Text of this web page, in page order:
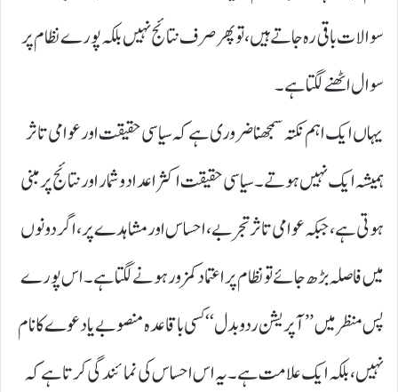
سوالات باقی رہ جاتے ہیں، تو پھر صرف نتائج نہیں بلکہ پورے نظام پر
سوال اٹھنے لگتا ہے۔
یہاں ایک اہم نکتہ سمجھنا ضروری ہے کہ سیاسی حقیقت اور عوامی تاثر
ہمیشہ ایک نہیں ہوتے۔ سیاسی حقیقت اکثر اعداد و شمار اور نتائج پر مبنی
ہوتی ہے، جبکہ عوامی تاثر تجربے، احساس اور مشاہدے پر، اگر دونوں
میں فاصلہ بڑھ جائے تو نظام پر اعتماد کمزور ہونے لگتا ہے۔ اس پورے
پس منظر میں ’’ آپریشن ردوبدل‘‘ کسی باقاعدہ منصوبے یا دعوے کا نام
نہیں، بلکہ ایک علامت ہے۔ یہ اس احساس کی نمائندگی کرتا ہے کہ